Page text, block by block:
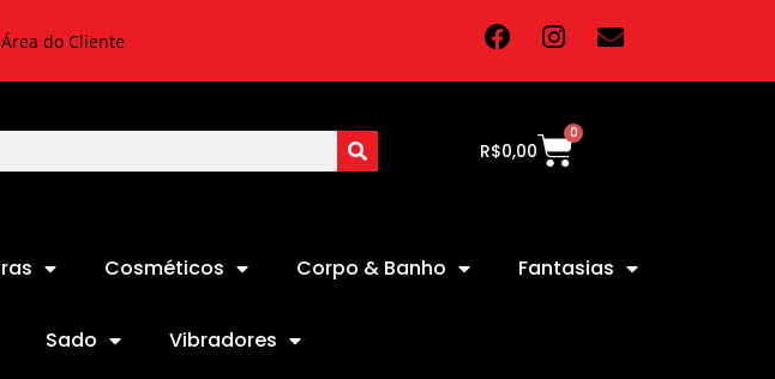
Área do Cliente
R$0,00
0
Cosméticos Corpo & Banho Fantasias
Sado Vibradores